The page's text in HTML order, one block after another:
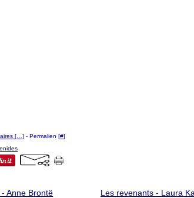
[ …] - Permalien [#]
Anne Brontë Les revenants - Laura